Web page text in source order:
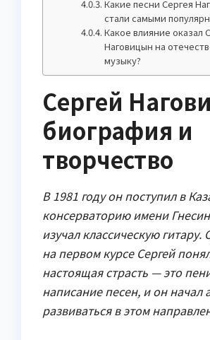
Какие песни Сергея
стали самыми
Какое влияние оказал
Наговицын на
музыку?
Сергей
биография и
творчество
В 1981 году он поступил в
консерваторию имени
изучал классическую
на первом курсе Сергей
настоящая страсть — это
написание песен, и он начал
развиваться в этом